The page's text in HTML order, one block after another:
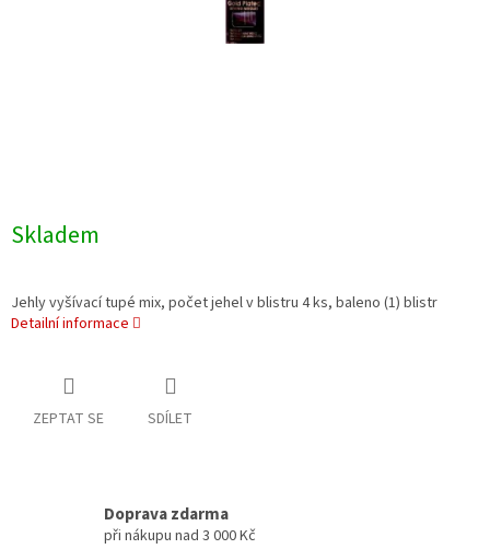
Skladem
Jehly vyšívací tupé mix, počet jehel v blistru 4 ks, baleno (1) blistr
Detailní informace
ZEPTAT SE SDÍLET
Doprava zdarma
při nákupu nad 3 000 Kč